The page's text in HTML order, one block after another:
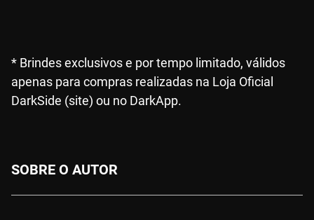
* Brindes exclusivos e por tempo limitado, válidos
apenas para compras realizadas na Loja Oficial
DarkSide (site) ou no DarkApp.
SOBRE O AUTOR